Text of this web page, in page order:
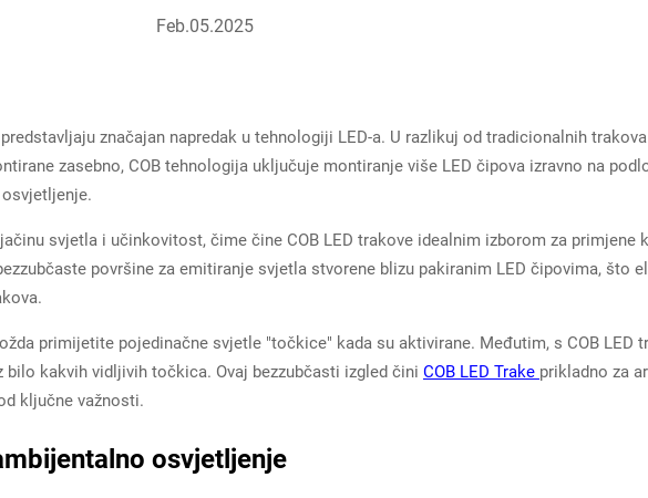
Feb.05.2025
značajan napredak u tehnologiji LED-a. U razlikuj od tradicionalnih
zasebno, COB tehnologija uključuje montiranje više LED čipova izravno na
svjetla i učinkovitost, čime čine COB LED trakove idealnim izborom za primjene
površine za emitiranje svjetla stvorene blizu pakiranim LED čipovima, što
primijetite pojedinačne svjetle "točkice" kada su aktivirane. Međutim, s COB LED
kakvih vidljivih točkica. Ovaj bezzubčasti izgled čini COB LED Trake prikladno za
ključne važnosti.
osvjetljenje